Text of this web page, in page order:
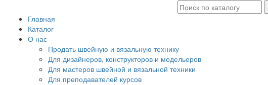
Главная
Каталог
О нас
Продать швейную и вязальную технику
Для дизайнеров, конструкторов и модельеров
Для мастеров швейной и вязальной техники
Для преподавателей курсов